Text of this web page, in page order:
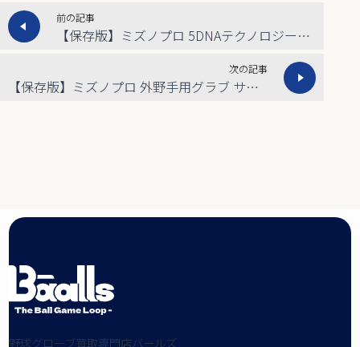
前の記事
【保存版】ミズノプロ 5DNAテクノロジー内野用グラブ の特徴とメリットを専門店視点で解説
次の記事
【保存版】ミズノプロ 外野手用グラブ サイズ18Nの特徴と選び方
野球グローブ買取専門店バールズ